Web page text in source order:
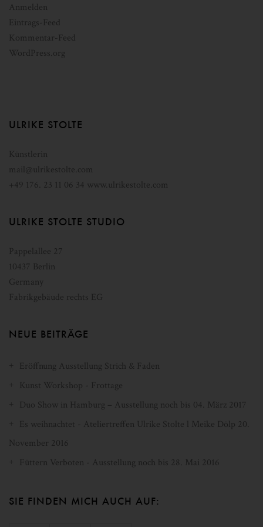
Anmelden
Eintrags-Feed
Kommentar-Feed
WordPress.org
ULRIKE STOLTE
Künstlerin
mail@ulrikestolte.com
+49 176. 23 11 06 34 www.ulrikestolte.com
ULRIKE STOLTE STUDIO
Pappelallee 27
10437 Berlin
Germany
Fabrikgebäude rechts EG
NEUE BEITRÄGE
Eröffnung Ausstellung Strich & Faden
Kunst Workshop - Frottage
Duo Show in Hamburg – Ausstellung noch bis 04. März 2017
Es weihnachtet - Ateliertreffen Ulrike Stolte l Meike Dölp 20.
November 2016
Füttern Verboten - Ausstellung noch bis 28. Mai 2016
SIE FINDEN MICH AUCH AUF: